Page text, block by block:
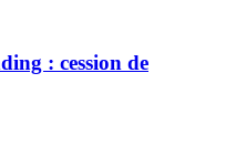
: cession de